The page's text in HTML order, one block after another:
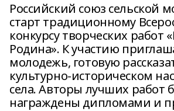
Российский союз сельской
старт традиционному
конкурсу творческих работ
Родина». К участию
молодежь, готовую
культурно-историческом
села. Авторы лучших работ
награждены дипломами и